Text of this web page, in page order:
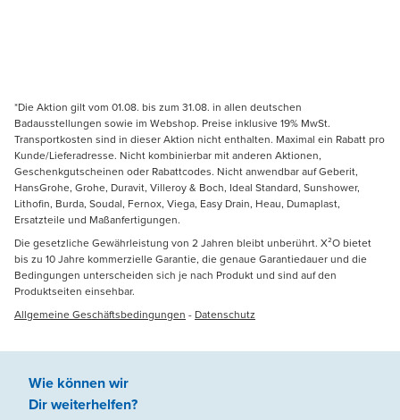
*Die Aktion gilt vom 01.08. bis zum 31.08. in allen deutschen
Badausstellungen sowie im Webshop. Preise inklusive 19% MwSt.
Transportkosten sind in dieser Aktion nicht enthalten. Maximal ein Rabatt pro
Kunde/Lieferadresse. Nicht kombinierbar mit anderen Aktionen,
Geschenkgutscheinen oder Rabattcodes. Nicht anwendbar auf Geberit,
HansGrohe, Grohe, Duravit, Villeroy & Boch, Ideal Standard, Sunshower,
Lithofin, Burda, Soudal, Fernox, Viega, Easy Drain, Heau, Dumaplast,
Ersatzteile und Maßanfertigungen.
Die gesetzliche Gewährleistung von 2 Jahren bleibt unberührt. X²O bietet
bis zu 10 Jahre kommerzielle Garantie, die genaue Garantiedauer und die
Bedingungen unterscheiden sich je nach Produkt und sind auf den
Produktseiten einsehbar.
Allgemeine Geschäftsbedingungen - Datenschutz
Wie können wir
Dir weiterhelfen?